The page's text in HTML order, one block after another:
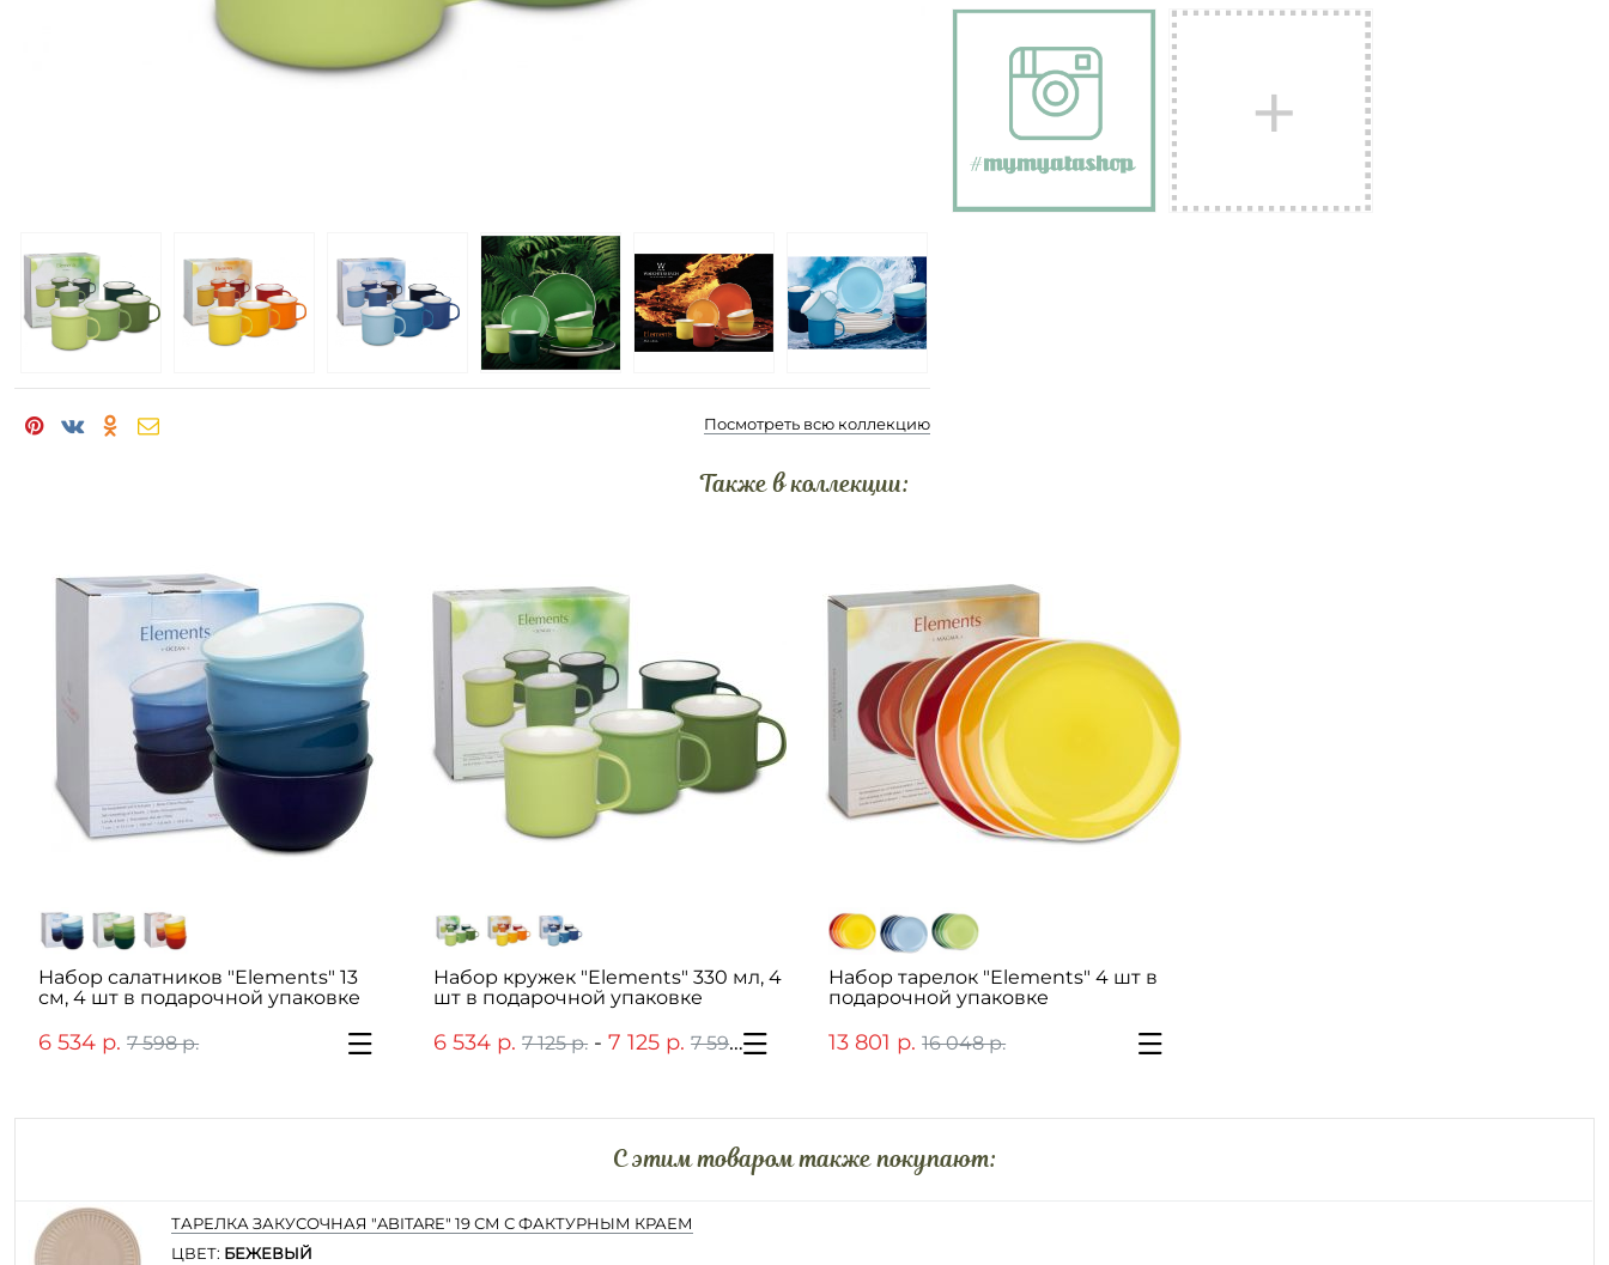
Посмотреть всю коллекцию
Также в коллекции:
Набор салатников "Elements" 13
см, 4 шт в подарочной упаковке
6 534 р. 7 598 р.
Набор кружек "Elements" 330 мл, 4
шт в подарочной упаковке
6 534 р. 7 125 р. -7 125 р. 7 598 р.
Набор тарелок "Elements" 4 шт в
подарочной упаковке
13 801 р. 16 048 р.
C этим товаром также покупают:
ТАРЕЛКА ЗАКУСОЧНАЯ "ABITARE" 19 СМ С ФАКТУРНЫМ КРАЕМ
ЦВЕТ: БЕЖЕВЫЙ